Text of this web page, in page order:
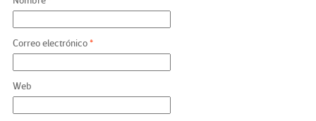
Correo electrónico*
Web